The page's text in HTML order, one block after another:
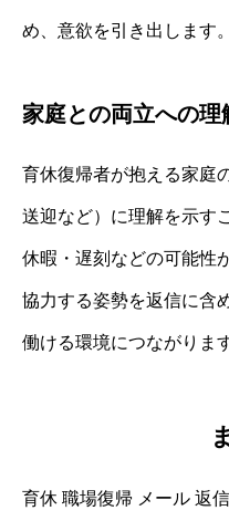
め、意欲を引き出します。
家庭との両立への理
育休復帰者が抱える家庭
送迎など）に理解を示す
休暇・遅刻などの可能性
協力する姿勢を返信に含
働ける環境につながります
育休 職場復帰 メール 返